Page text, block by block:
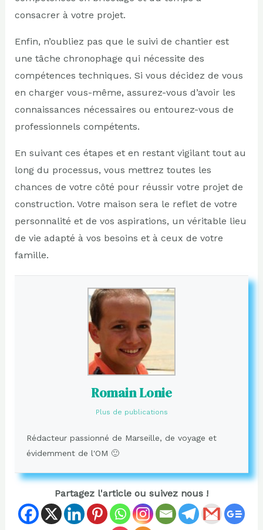
consacrer à votre projet.
Enfin, n’oubliez pas que le suivi de chantier est
une tâche chronophage qui nécessite des
compétences techniques. Si vous décidez de vous
en charger vous-même, assurez-vous d’avoir les
connaissances nécessaires ou entourez-vous de
professionnels compétents.
En suivant ces étapes et en restant vigilant tout au
long du processus, vous mettrez toutes les
chances de votre côté pour réussir votre projet de
construction. Votre maison sera le reflet de votre
personnalité et de vos aspirations, un véritable lieu
de vie adapté à vos besoins et à ceux de votre
famille.
Romain Lonie
Plus de publications
Rédacteur passionné de Marseille, de voyage et
évidemment de l'OM 🙂
Partagez l'article ou suivez nous !